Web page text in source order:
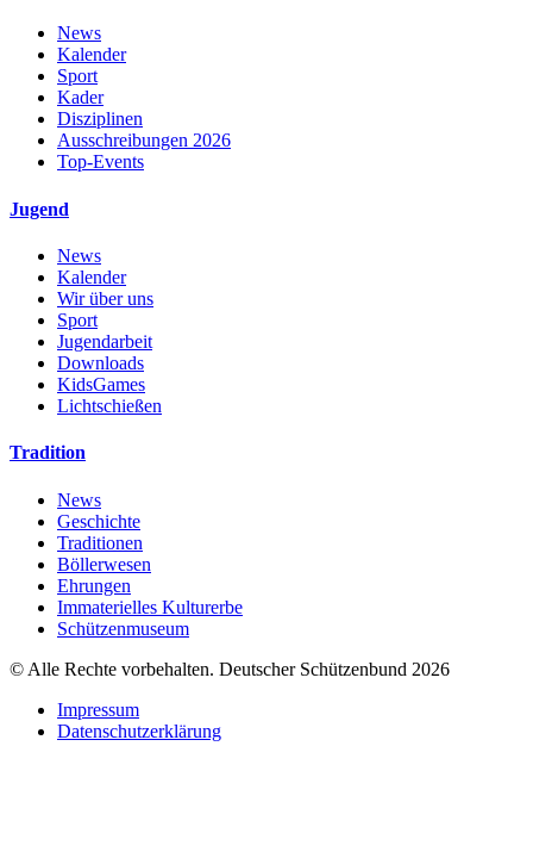
News
Kalender
Sport
Kader
Disziplinen
Ausschreibungen 2026
Top-Events
Jugend
News
Kalender
Wir über uns
Sport
Jugendarbeit
Downloads
KidsGames
Lichtschießen
Tradition
News
Geschichte
Traditionen
Böllerwesen
Ehrungen
Immaterielles Kulturerbe
Schützenmuseum
© Alle Rechte vorbehalten. Deutscher Schützenbund 2026
Impressum
Datenschutzerklärung